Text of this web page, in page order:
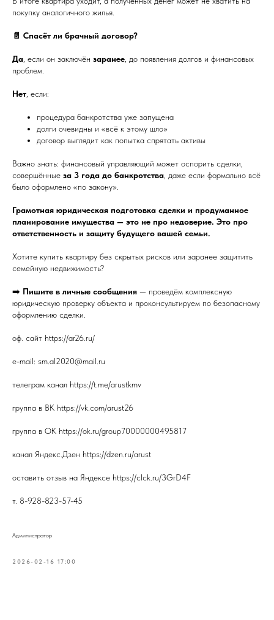
покупку аналогичного жилья.
📄 Спасёт ли брачный договор?
Да, если он заключён заранее, до появления долгов и финансовых
проблем.
Нет, если:
процедура банкротства уже запущена
долги очевидны и «всё к этому шло»
договор выглядит как попытка спрятать активы
Важно знать: финансовый управляющий может оспорить сделки,
совершённые за 3 года до банкротства, даже если формально всё
было оформлено «по закону».
Грамотная юридическая подготовка сделки и продуманное
планирование имущества — это не про недоверие. Это про
ответственность и защиту будущего вашей семьи.
Хотите купить квартиру без скрытых рисков или заранее защитить
семейную недвижимость?
➡️ Пишите в личные сообщения — проведём комплексную
юридическую проверку объекта и проконсультируем по безопасному
оформлению сделки.
оф. сайт https://ar26.ru/
e-mail: sm.al2020@mail.ru
телеграм канал https://t.me/arustkmv
группа в ВК https://vk.com/arust26
группа в ОК https://ok.ru/group70000000495817
канал Яндекс.Дзен https://dzen.ru/arust
оставить отзыв на Яндексе https://clck.ru/3GrD4F
т. 8-928-823-57-45
Администратор
2026-02-16 17:00